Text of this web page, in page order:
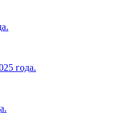
года.